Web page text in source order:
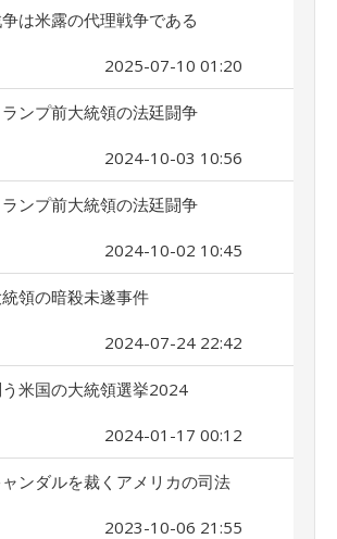
は米露の代理戦争である
2025-07-10 01:20
ランプ前大統領の法廷闘争
2024-10-03 10:56
ランプ前大統領の法廷闘争
2024-10-02 10:45
領の暗殺未遂事件
2024-07-24 22:42
米国の大統領選挙2024
2024-01-17 00:12
ンダルを裁くアメリカの司法
2023-10-06 21:55